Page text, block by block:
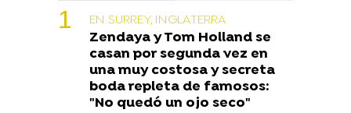
EN SURREY, INGLATERRA
Zendaya y Tom Holland se
casan por segunda vez en
una muy costosa y secreta
boda repleta de famosos:
"No quedó un ojo seco"